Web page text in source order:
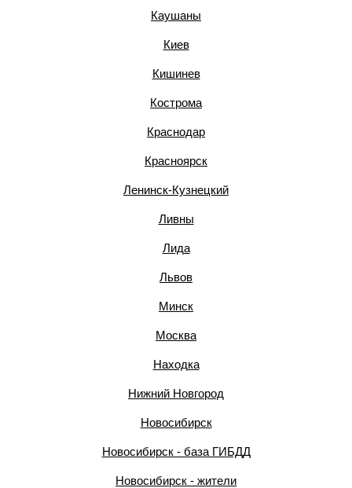
Каушаны
Киев
Кишинев
Кострома
Краснодар
Красноярск
Ленинск-Кузнецкий
Ливны
Лида
Львов
Минск
Москва
Находка
Нижний Новгород
Новосибирск
Новосибирск - база ГИБДД
Новосибирск - жители